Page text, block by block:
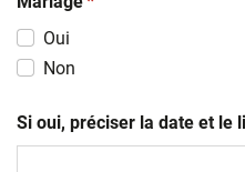
Oui
Non
Si oui, préciser la date et le